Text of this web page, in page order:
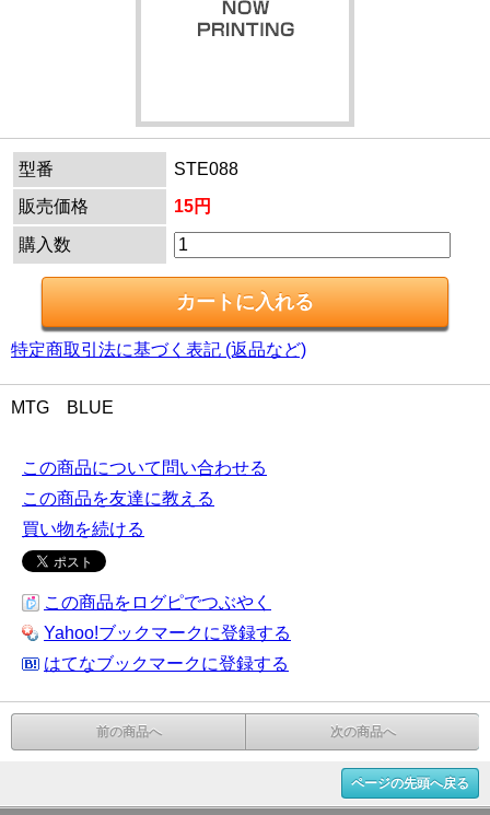
型番
STE088
販売価格
15円
購入数
特定商取引法に基づく表記 (返品など)
MTG BLUE
この商品について問い合わせる
この商品を友達に教える
買い物を続ける
この商品をログピでつぶやく
Yahoo!ブックマークに登録する
はてなブックマークに登録する
前の商品へ 次の商品へ
ページの先頭へ戻る